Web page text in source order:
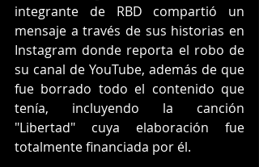
integrante de RBD compartió un
mensaje a través de sus historias en
Instagram donde reporta el robo de
su canal de YouTube, además de que
fue borrado todo el contenido que
tenía, incluyendo la canción
"Libertad" cuya elaboración fue
totalmente financiada por él.